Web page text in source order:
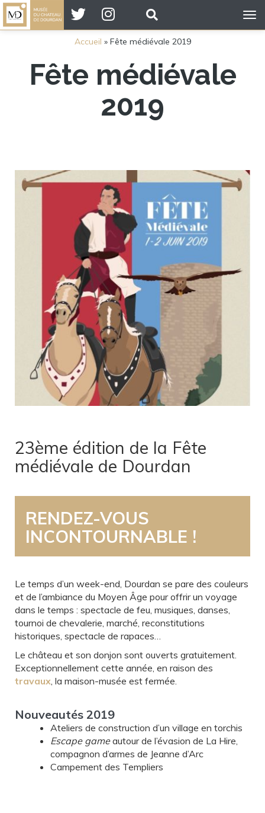
Accueil » Fête médiévale 2019
Fête médiévale
2019
23ème édition de la Fête
médiévale de Dourdan
RENDEZ-VOUS
INCONTOURNABLE !
Le temps d’un week-end, Dourdan se pare des couleurs
et de l’ambiance du Moyen Âge pour offrir un voyage
dans le temps : spectacle de feu, musiques, danses,
tournoi de chevalerie, marché, reconstitutions
historiques, spectacle de rapaces…
Le château et son donjon sont ouverts gratuitement.
Exceptionnellement cette année, en raison des
travaux, la maison-musée est fermée.
Nouveautés 2019
Ateliers de construction d’un village en torchis
Escape gameautour de l’évasion de La Hire,
compagnon d’armes de Jeanne d’Arc
Campement des Templiers